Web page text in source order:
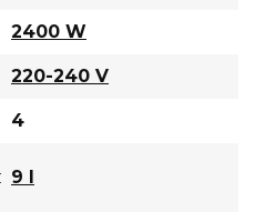
2400 W
220-240 V
4
: 9 l